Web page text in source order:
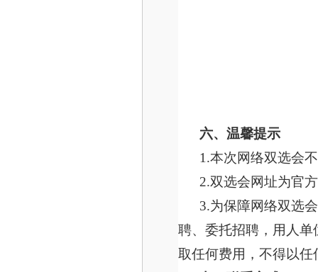
六、温馨提示
1.本次网络双选会
2.双选会网址为官
3.为保障网络双选
聘、委托招聘，用人
取任何费用，不得以